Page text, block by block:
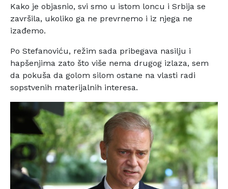
Kako je objasnio, svi smo u istom loncu i Srbija se
završila, ukoliko ga ne prevrnemo i iz njega ne
izađemo.
Po Stefanoviću, režim sada pribegava nasilju i
hapšenjima zato što više nema drugog izlaza, sem
da pokuša da golom silom ostane na vlasti radi
sopstvenih materijalnih interesa.